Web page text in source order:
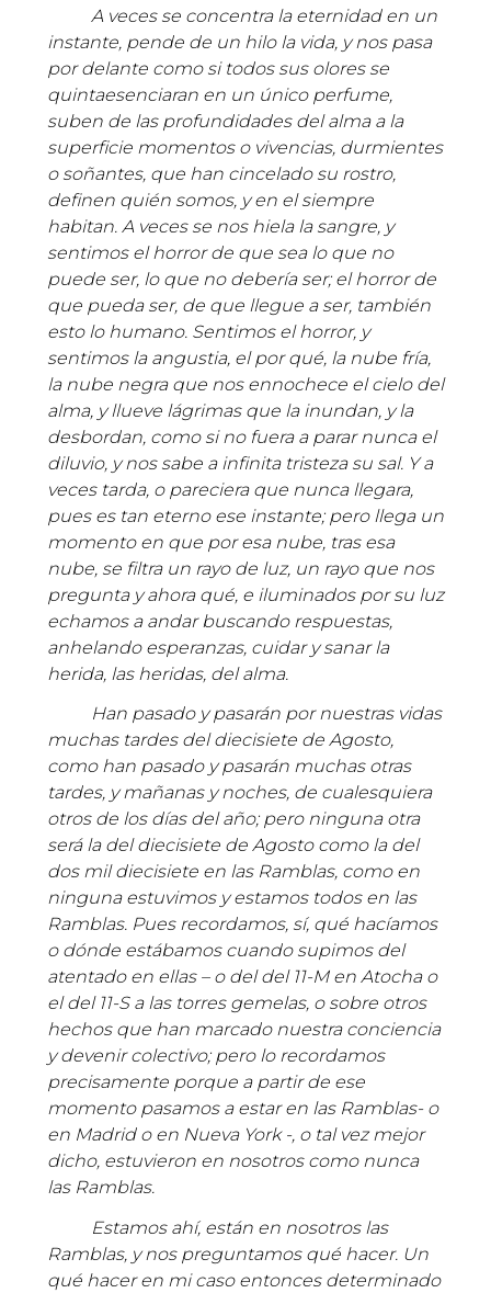
A veces se concentra la eternidad en un
instante, pende de un hilo la vida, y nos pasa
por delante como si todos sus olores se
quintaesenciaran en un único perfume,
suben de las profundidades del alma a la
superficie momentos o vivencias, durmientes
o soñantes, que han cincelado su rostro,
definen quién somos, y en el siempre
habitan. A veces se nos hiela la sangre, y
sentimos el horror de que sea lo que no
puede ser, lo que no debería ser; el horror de
que pueda ser, de que llegue a ser, también
esto lo humano. Sentimos el horror, y
sentimos la angustia, el por qué, la nube fría,
la nube negra que nos ennochece el cielo del
alma, y llueve lágrimas que la inundan, y la
desbordan, como si no fuera a parar nunca el
diluvio, y nos sabe a infinita tristeza su sal. Y a
veces tarda, o pareciera que nunca llegara,
pues es tan eterno ese instante; pero llega un
momento en que por esa nube, tras esa
nube, se filtra un rayo de luz, un rayo que nos
pregunta y ahora qué, e iluminados por su luz
echamos a andar buscando respuestas,
anhelando esperanzas, cuidar y sanar la
herida, las heridas, del alma.
Han pasado y pasarán por nuestras vidas
muchas tardes del diecisiete de Agosto,
como han pasado y pasarán muchas otras
tardes, y mañanas y noches, de cualesquiera
otros de los días del año; pero ninguna otra
será la del diecisiete de Agosto como la del
dos mil diecisiete en las Ramblas, como en
ninguna estuvimos y estamos todos en las
Ramblas. Pues recordamos, sí, qué hacíamos
o dónde estábamos cuando supimos del
atentado en ellas – o del del 11-M en Atocha o
el del 11-S a las torres gemelas, o sobre otros
hechos que han marcado nuestra conciencia
y devenir colectivo; pero lo recordamos
precisamente porque a partir de ese
momento pasamos a estar en las Ramblas- o
en Madrid o en Nueva York -, o tal vez mejor
dicho, estuvieron en nosotros como nunca
las Ramblas.
Estamos ahí, están en nosotros las
Ramblas, y nos preguntamos qué hacer. Un
qué hacer en mi caso entonces determinado